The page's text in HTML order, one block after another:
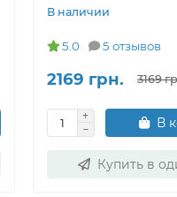
В наличии
5.0 5 отзывов
2169 грн. 3169
В
Купить в